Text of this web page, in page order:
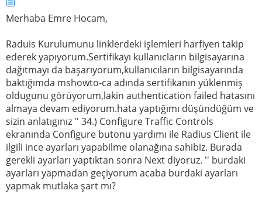
Merhaba Emre Hocam,
Raduis Kurulumunu linklerdeki işlemleri harfiyen takip
ederek yapıyorum.Sertifikayı kullanıcların bilgisayarına
dağıtmayı da başarıyorum,kullanıcıların bilgisayarında
baktığımda mshowto-ca adında sertifikanın yüklenmiş
oldugunu görüyorum,lakin authentication failed hatasını
almaya devam ediyorum.hata yaptığımı düşündüğüm ve
sizin anlatıgınız '' 34.) Configure Traffic Controls
ekranında Configure butonu yardımı ile Radius Client ile
ilgili ince ayarları yapabilme olanağına sahibiz. Burada
gerekli ayarları yaptıktan sonra Next diyoruz. '' burdaki
ayarları yapmadan geçiyorum acaba burdaki ayarları
yapmak mutlaka şart mı?